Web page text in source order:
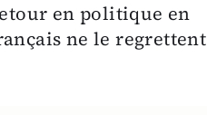
en politique en
ne le regrettent